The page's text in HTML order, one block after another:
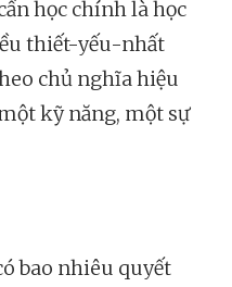
học chính là học
thiết-yếu-nhất
chủ nghĩa hiệu
kỹ năng, một sự
bao nhiêu quyết